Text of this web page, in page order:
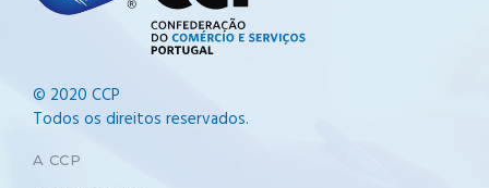
© 2020 CCP
Todos os direitos reservados.
A CCP